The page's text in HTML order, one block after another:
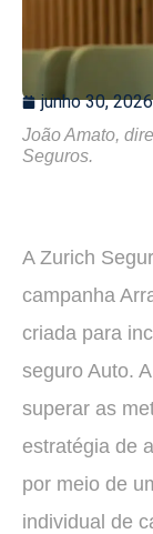
junho 30, 2026
João Amato,
Seguros.
A Zurich
campanha
criada para
seguro Auto.
superar as
estratégia de
por meio de
individual de